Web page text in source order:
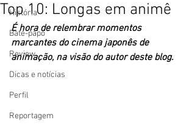
História
Bate-papo
Review
Dicas e notícias
Perfil
Reportagem
Top 10: Longas em animê
É hora de relembrar momentos
marcantes do cinema japonês de
animação, na visão do autor deste blog.